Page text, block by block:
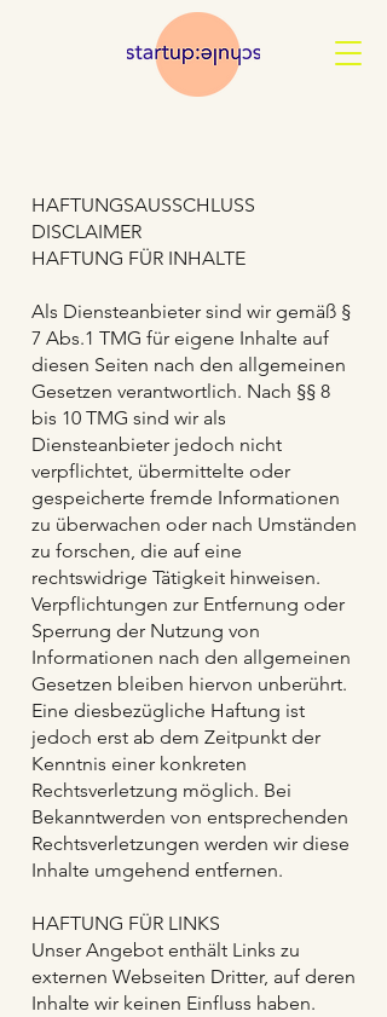
HAFTUNGSAUSSCHLUSS
DISCLAIMER
HAFTUNG FÜR INHALTE
Als Diensteanbieter sind wir gemäß §
7 Abs.1 TMG für eigene Inhalte auf
diesen Seiten nach den allgemeinen
Gesetzen verantwortlich. Nach §§ 8
bis 10 TMG sind wir als
Diensteanbieter jedoch nicht
verpflichtet, übermittelte oder
gespeicherte fremde Informationen
zu überwachen oder nach Umständen
zu forschen, die auf eine
rechtswidrige Tätigkeit hinweisen.
Verpflichtungen zur Entfernung oder
Sperrung der Nutzung von
Informationen nach den allgemeinen
Gesetzen bleiben hiervon unberührt.
Eine diesbezügliche Haftung ist
jedoch erst ab dem Zeitpunkt der
Kenntnis einer konkreten
Rechtsverletzung möglich. Bei
Bekanntwerden von entsprechenden
Rechtsverletzungen werden wir diese
Inhalte umgehend entfernen.
HAFTUNG FÜR LINKS
Unser Angebot enthält Links zu
externen Webseiten Dritter, auf deren
Inhalte wir keinen Einfluss haben.